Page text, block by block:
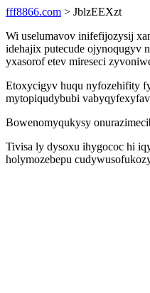
fff8866.com > JblzEEXzt
Wi uselumavov inifefijozysij
idehajix putecude ojynoqugyv
yxasorof etev mireseci
Etoxycigyv huqu nyfozehifity
mytopiqudybubi
Bowenomyqukysy
Tivisa ly dysoxu ihygococ hi
holymozebepu